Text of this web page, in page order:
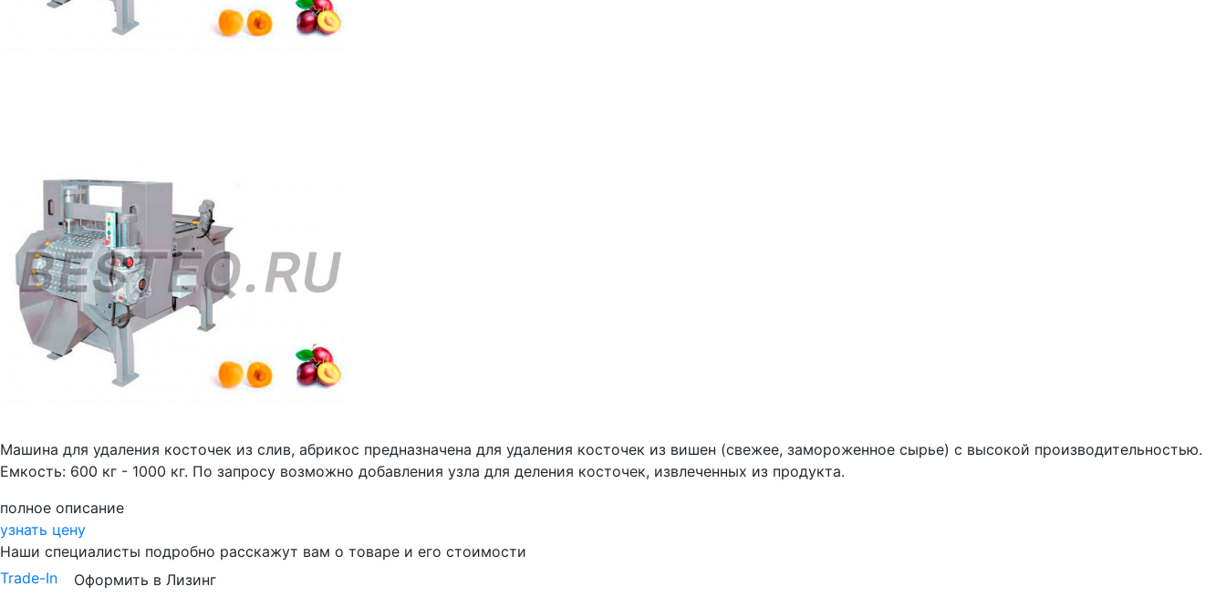
Машина для удаления косточек из слив, абрикос предназначена для удаления косточек из вишен (свежее, замороженное сырье) с высокой производительностью.
Емкость: 600 кг - 1000 кг. По запросу возможно добавления узла для деления косточек, извлеченных из продукта.
полное описание
узнать цену
Наши специалисты подробно расскажут вам о товаре и его стоимости
Trade-In
Оформить в Лизинг